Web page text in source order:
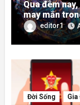
Qua đêm
may mắn
rực rỡ hơn
editor1
Đời Sống Gia